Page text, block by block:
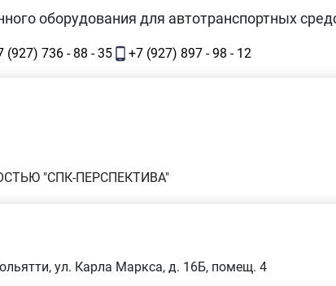
оборудования для автотранспортных
(927) 736 - 88 - 35 +7 (927) 897 - 98 - 12
"СПК-ПЕРСПЕКТИВА"
ул. Карла Маркса, д. 16Б, помещ. 4